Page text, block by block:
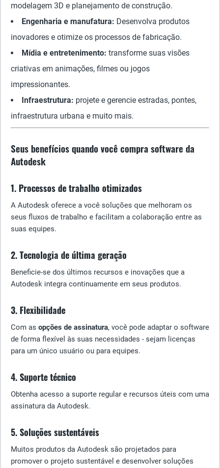
modelagem 3D e planejamento de construção.
Engenharia e manufatura: Desenvolva produtos
inovadores e otimize os processos de fabricação.
Mídia e entretenimento: transforme suas visões
criativas em animações, filmes ou jogos
impressionantes.
Infraestrutura: projete e gerencie estradas, pontes,
infraestrutura urbana e muito mais.
Seus benefícios quando você compra software da
Autodesk
1. Processos de trabalho otimizados
A Autodesk oferece a você soluções que melhoram os
seus fluxos de trabalho e facilitam a colaboração entre as
suas equipes.
2. Tecnologia de última geração
Beneficie-se dos últimos recursos e inovações que a
Autodesk integra continuamente em seus produtos.
3. Flexibilidade
Com as opções de assinatura, você pode adaptar o software
de forma flexível às suas necessidades - sejam licenças
para um único usuário ou para equipes.
4. Suporte técnico
Obtenha acesso a suporte regular e recursos úteis com uma
assinatura da Autodesk.
5. Soluções sustentáveis
Muitos produtos da Autodesk são projetados para
promover o projeto sustentável e desenvolver soluções